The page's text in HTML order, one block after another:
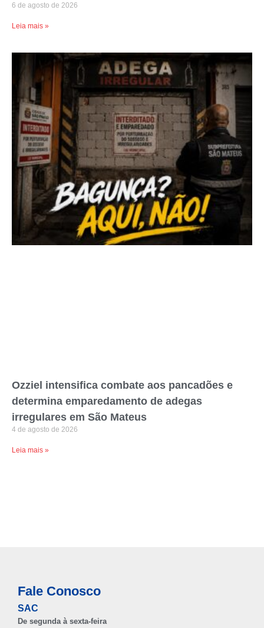
6 de agosto de 2026
Leia mais »
Ozziel intensifica combate aos pancadões e
determina emparedamento de adegas
irregulares em São Mateus
4 de agosto de 2026
Leia mais »
Fale Conosco
SAC
De segunda à sexta-feira